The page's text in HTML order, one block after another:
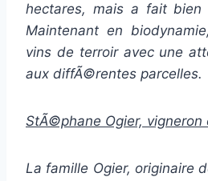
hectares, mais a fait bien
Maintenant en
vins de terroir avec une
aux diffÃ©rentes parcelles.
StÃ©phane Ogier, vigneron
La famille Ogier, originaire